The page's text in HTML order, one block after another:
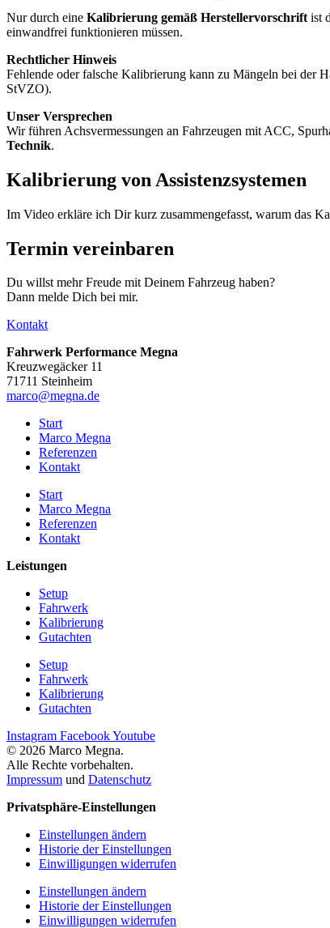
Nur durch eine Kalibrierung gemäß Herstellervorschrift ist
einwandfrei funktionieren müssen.
Rechtlicher Hinweis
Fehlende oder falsche Kalibrierung kann zu Mängeln bei der
StVZO).
Unser Versprechen
Wir führen Achsvermessungen an Fahrzeugen mit ACC,
Technik.
Kalibrierung von Assistenzsystemen
Im Video erkläre ich Dir kurz zusammengefasst, warum das
Termin vereinbaren
Du willst mehr Freude mit Deinem Fahrzeug haben?
Dann melde Dich bei mir.
Kontakt
Fahrwerk Performance Megna
Kreuzwegäcker 11
71711 Steinheim
marco@megna.de
Start
Marco Megna
Referenzen
Kontakt
Start
Marco Megna
Referenzen
Kontakt
Leistungen
Setup
Fahrwerk
Kalibrierung
Gutachten
Setup
Fahrwerk
Kalibrierung
Gutachten
Instagram FacebookYoutube
© 2026 Marco Megna.
Alle Rechte vorbehalten.
Impressum und Datenschutz
Privatsphäre-Einstellungen
Einstellungen ändern
Historie der Einstellungen
Einwilligungen widerrufen
Einstellungen ändern
Historie der Einstellungen
Einwilligungen widerrufen